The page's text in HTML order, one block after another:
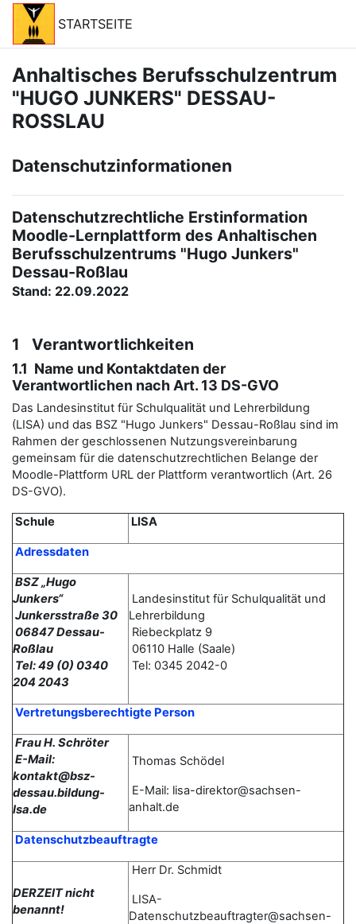
Passer au contenu principal
STARTSEITE
Anhaltisches Berufsschulzentrum
"HUGO JUNKERS" DESSAU-
ROSSLAU
Datenschutzinformationen
Datenschutzrechtliche Erstinformation
Moodle-Lernplattform des Anhaltischen
Berufsschulzentrums "Hugo Junkers"
Dessau-Roßlau
Stand: 22.09.2022
1 Verantwortlichkeiten
1.1 Name und Kontaktdaten der
Verantwortlichen nach Art. 13 DS-GVO
Das Landesinstitut für Schulqualität und Lehrerbildung
(LISA) und das BSZ "Hugo Junkers" Dessau-Roßlau sind im
Rahmen der geschlossenen Nutzungsvereinbarung
gemeinsam für die datenschutzrechtlichen Belange der
Moodle-Plattform URL der Plattform verantwortlich (Art. 26
DS-GVO).
Schule LISA
Adressdaten
BSZ „Hugo
Junkers“
Junkersstraße 30
06847 Dessau-
Roßlau
Tel: 49 (0) 0340
204 2043
Landesinstitut für Schulqualität und
Lehrerbildung
Riebeckplatz 9
06110 Halle (Saale)
Tel: 0345 2042-0
Vertretungsberechtigte Person
Frau H. Schröter
E-Mail:
kontakt@bsz-
dessau.bildung-
lsa.de
Thomas Schödel
E-Mail: lisa-direktor@sachsen-
anhalt.de
Datenschutzbeauftragte
DERZEIT nicht
benannt!
Herr Dr. Schmidt
LISA-
Datenschutzbeauftragter@sachsen-